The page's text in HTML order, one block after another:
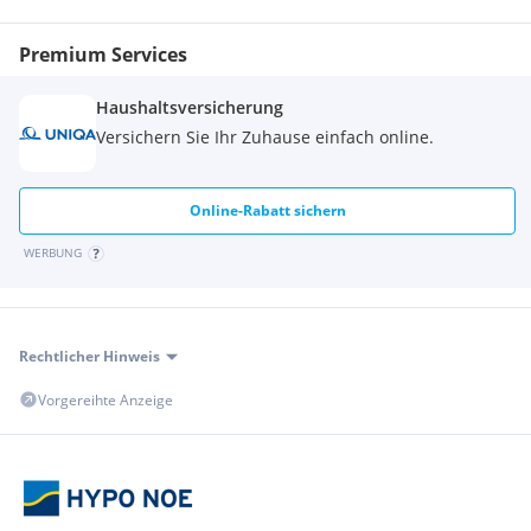
Gesundheit: Allgemeinmediziner, Zahnarzt
Bildung: Kindergarten, Volks- und Mittelschule, Musikschule
Freizeit: Gasthaus, Freibad, Sportplatz, Fitnesspark
Sonstige
Polizei <7000m
Premium Services
Haushaltsversicherung
Versichern Sie Ihr Zuhause einfach online.
Online-Rabatt sichern
WERBUNG
Rechtlicher Hinweis
Vorgereihte Anzeige